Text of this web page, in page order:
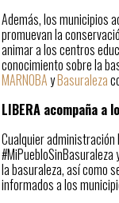
Además, los municipios
promuevan la
animar a los centros
conocimiento sobre la
MARNOBAyBasuraleza
LIBERA acompaña a
Cualquier
la basuraleza, así como
informados a los